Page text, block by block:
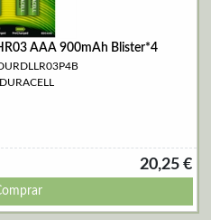
AAA 900mAh Blister*4
20,25 €